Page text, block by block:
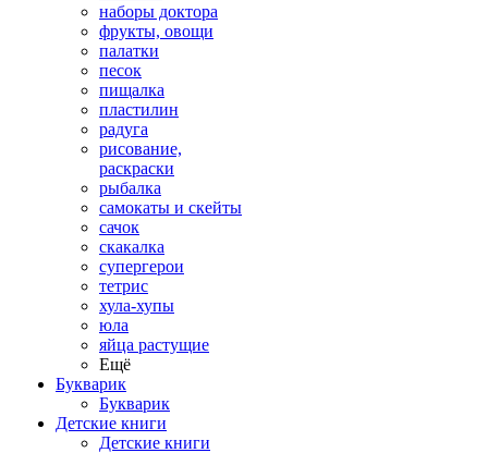
наборы доктора
фрукты, овощи
палатки
песок
пищалка
пластилин
радуга
рисование,
раскраски
рыбалка
самокаты и скейты
сачок
скакалка
супергерои
тетрис
хула-хупы
юла
яйца растущие
Ещё
Букварик
Букварик
Детские книги
Детские книги